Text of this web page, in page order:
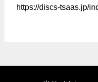
https://discs-tsaas.jp/